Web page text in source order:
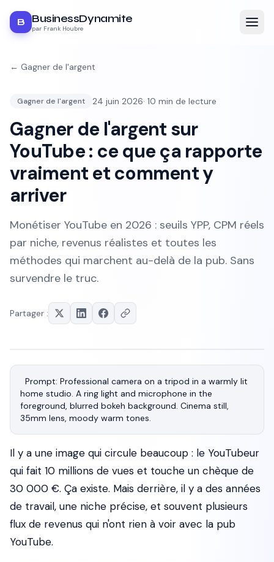
B BusinessDynamite
par Frank Houbre
← Gagner de l'argent
Gagner de l'argent 24 juin 2026· 10 min de lecture
Gagner de l'argent sur
YouTube : ce que ça rapporte
vraiment et comment y
arriver
Monétiser YouTube en 2026 : seuils YPP, CPM réels
par niche, revenus réalistes et toutes les
méthodes qui marchent au-delà de la pub. Sans
survendre le truc.
Partager :
Prompt: Professional camera on a tripod in a warmly lit
home studio. A ring light and microphone in the
foreground, blurred bokeh background. Cinema still,
Il y a une image qui circule beaucoup : le YouTubeur
qui fait 10 millions de vues et touche un chèque de
30 000 €. Ça existe. Mais derrière, il y a des années
de travail, une niche précise, et souvent plusieurs
flux de revenus qui n'ont rien à voir avec la pub
YouTube.